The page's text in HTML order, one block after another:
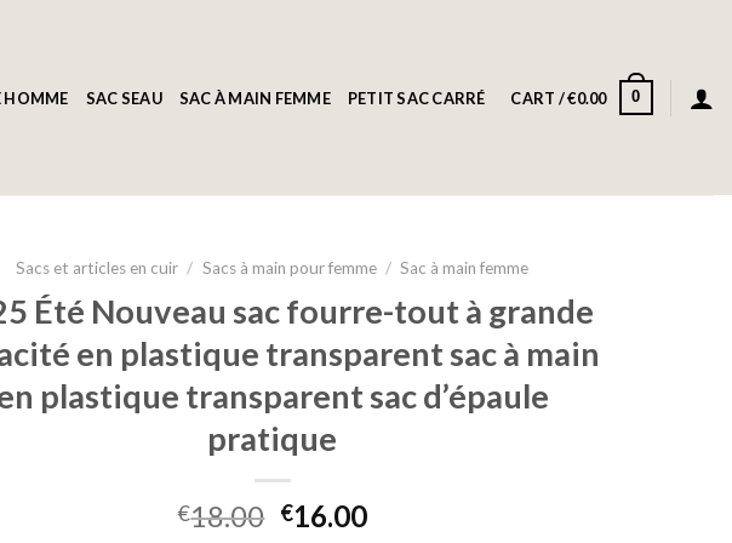
HOMME SAC SEAU SAC À MAIN FEMME PETIT SAC CARRÉ CART /€0.00 0
Sacs et articles en cuir / Sacs à main pour femme / Sac à main femme
Été Nouveau sac fourre-tout à grande
en plastique transparent sac à main
plastique transparent sac d’épaule
pratique
€18.00 €16.00